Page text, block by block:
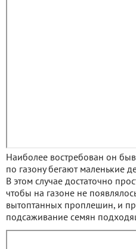
Наиболее востребован он
по газону бегают маленькие
В этом случае достаточно
чтобы на газоне не
вытоптанных проплешин, и
подсаживание семян